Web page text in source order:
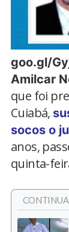
goo.gl/
Amilcar
que foi
Cuiabá,
socos o
anos,
quinta-